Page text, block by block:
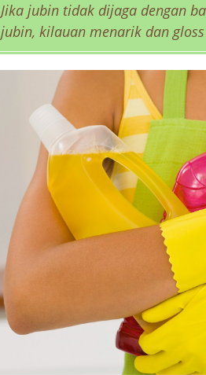
Jika jubin tidak dijaga dengan
jubin, kilauan menarik dan